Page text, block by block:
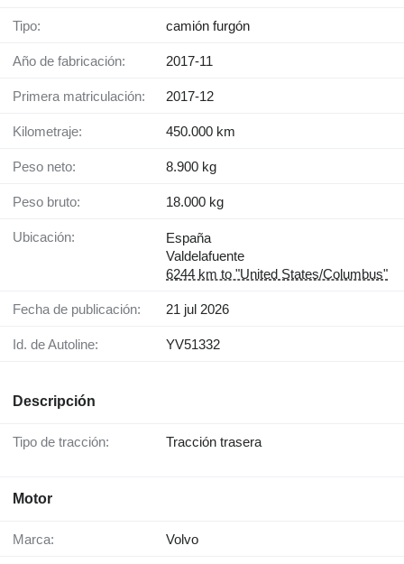
Tipo: camión furgón
Año de fabricación: 2017-11
Primera matriculación: 2017-12
Kilometraje: 450.000 km
Peso neto: 8.900 kg
Peso bruto: 18.000 kg
Ubicación:
España
Valdelafuente
6244 km to "United States/Columbus"
Fecha de publicación: 21 jul 2026
Id. de Autoline: YV51332
Descripción
Tipo de tracción: Tracción trasera
Motor
Marca: Volvo